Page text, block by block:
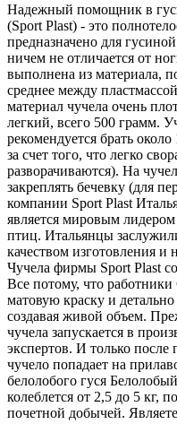
Надежный помощник в
(Sport Plast) - это
предназначено для
ничем не отличается от
выполнена из материала,
среднее между
материал чучела очень
легкий, всего 500 грамм.
рекомендуется брать
за счет того, что легко
разворачиваются). На
закреплять бечевку (для
компании Sport Plast
является мировым
птиц. Итальянцы
качеством изготовления и
Чучела фирмы Sport Plast
Все потому, что
матовую краску и
создавая живой объем.
чучела запускается в
экспертов. И только
чучело попадает на
белолобого гуся
колеблется от 2,5 до 5 кг,
почетной добычей.